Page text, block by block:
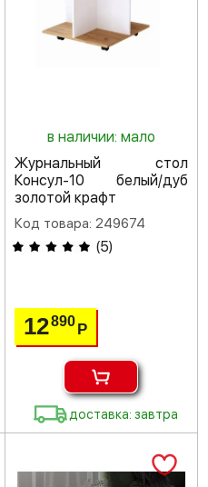
в наличии: мало
Журнальный стол
Консул-10 белый/дуб
золотой крафт
Код товара: 249674
(5)
12890 Р
доставка: завтра